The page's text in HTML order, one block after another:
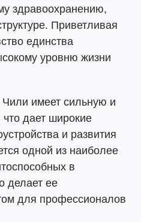
здравоохранению,
Приветливая
единства
уровню жизни
Чили имеет сильную и
что дает широкие
и развития
одной из наиболее
в
делает ее
для профессионалов